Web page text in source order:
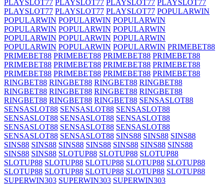
PLAYSLOT77 PLAYSLOT77 PLAYSLOT77 PLAYSLOT77
PLAYSLOT77 PLAYSLOT77 PLAYSLOT77 POPULARWIN
POPULARWIN POPULARWIN POPULARWIN
POPULARWIN POPULARWIN POPULARWIN
POPULARWIN POPULARWIN POPULARWIN
POPULARWIN POPULARWIN POPULARWIN PRIMEBET88
PRIMEBET88 PRIMEBET88 PRIMEBET88 PRIMEBET88
PRIMEBET88 PRIMEBET88 PRIMEBET88 PRIMEBET88
PRIMEBET88 PRIMEBET88 PRIMEBET88 PRIMEBET88
RINGBET88 RINGBET88 RINGBET88 RINGBET88
RINGBET88 RINGBET88 RINGBET88 RINGBET88
RINGBET88 RINGBET88 RINGBET88 SENSASLOT88
SENSASLOT88 SENSASLOT88 SENSASLOT88
SENSASLOT88 SENSASLOT88 SENSASLOT88
SENSASLOT88 SENSASLOT88 SENSASLOT88
SENSASLOT88 SENSASLOT88 SINS88 SINS88 SINS88
SINS88 SINS88 SINS88 SINS88 SINS88 SINS88 SINS88
SINS88 SINS88 SLOTUP88 SLOTUP88 SLOTUP88
SLOTUP88 SLOTUP88 SLOTUP88 SLOTUP88 SLOTUP88
SLOTUP88 SLOTUP88 SLOTUP88 SLOTUP88 SLOTUP88
SUPERWIN303 SUPERWIN303 SUPERWIN303